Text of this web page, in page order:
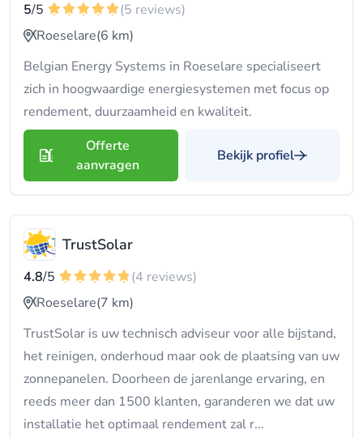
5/5
(5 reviews)
Roeselare(6 km)
Belgian Energy Systems in Roeselare specialiseert
zich in hoogwaardige energie­systemen met focus op
rendement, duurzaamheid en kwaliteit.
Offerte
aanvragen
Bekijk profiel
TrustSolar
4.8/5
(4 reviews)
Roeselare(7 km)
TrustSolar is uw technisch adviseur voor alle bijstand,
het reinigen, onderhoud maar ook de plaatsing van uw
zonnepanelen. Doorheen de jarenlange ervaring, en
reeds meer dan 1500 klanten, garanderen we dat uw
installatie het optimaal rendement zal r...